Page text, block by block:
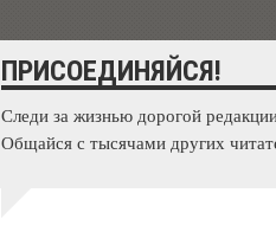
ПРИСОЕДИНЯЙСЯ!
Следи за жизнью дорогой
Общайся с тысячами других